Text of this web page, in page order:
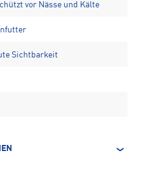
vor Nässe und Kälte
Sichtbarkeit